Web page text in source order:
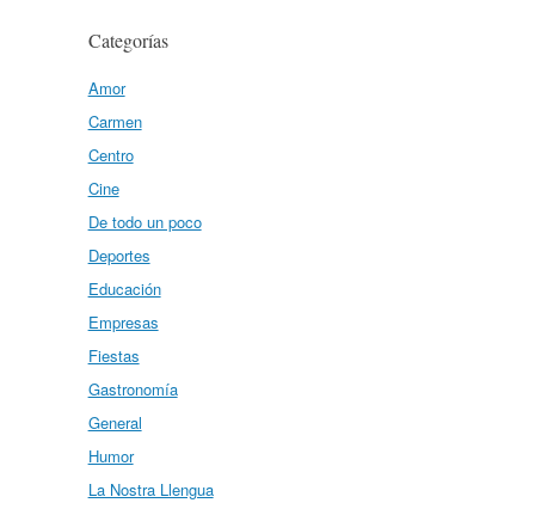
Categorías
Amor
Carmen
Centro
Cine
De todo un poco
Deportes
Educación
Empresas
Fiestas
Gastronomía
General
Humor
La Nostra Llengua